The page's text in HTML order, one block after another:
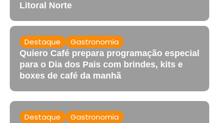
Litoral Norte
Destaque Gastronomia
Quiero Café prepara programação especial
para o Dia dos Pais com brindes, kits e
boxes de café da manhã
Destaque Gastronomia